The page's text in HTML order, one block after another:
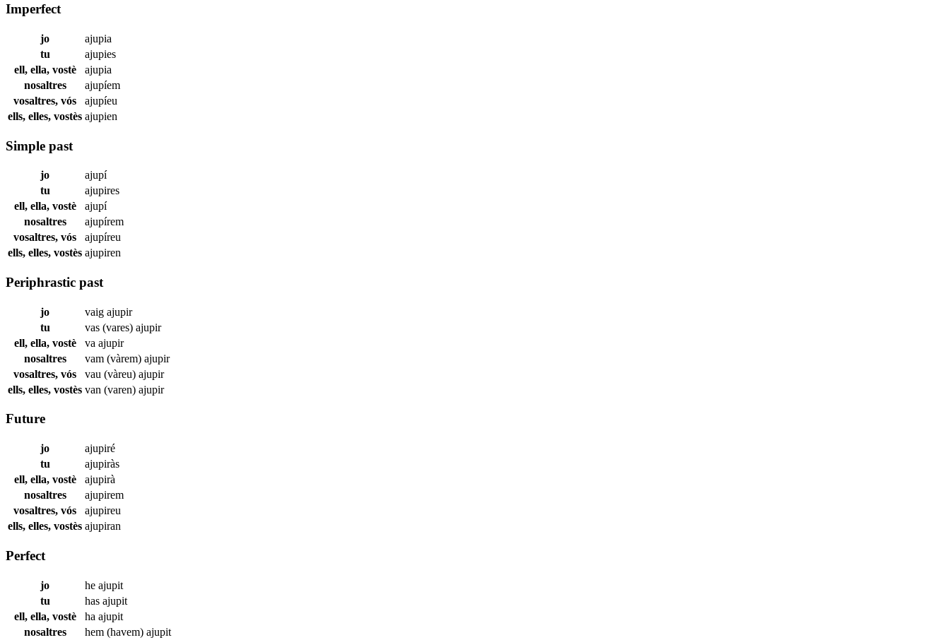
Imperfect
jo
ajupia
tu
ajupies
ell, ella, vostè
ajupia
nosaltres
ajupíem
vosaltres, vós
ajupíeu
ells, elles, vostès ajupien
Simple past
jo
ajupí
tu
ajupires
ell, ella, vostè
ajupí
nosaltres
ajupírem
vosaltres, vós
ajupíreu
ells, elles, vostès ajupiren
Periphrastic past
jo vaig ajupir
tu
vas (vares) ajupir
ell, ella, vostè
va ajupir
nosaltres
vam (vàrem) ajupir
vosaltres, vós
vau (vàreu) ajupir
ells, elles, vostès van (varen) ajupir
Future
jo
ajupiré
tu
ajupiràs
ell, ella, vostè
ajupirà
nosaltres
ajupirem
vosaltres, vós
ajupireu
ells, elles, vostès ajupiran
Perfect
jo he ajupit
tu
has ajupit
ell, ella, vostè
ha ajupit
nosaltres
hem (havem) ajupit